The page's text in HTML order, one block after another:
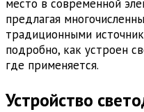
место в современной
предлагая
традиционными
подробно, как устроен
где применяется.
Устройство